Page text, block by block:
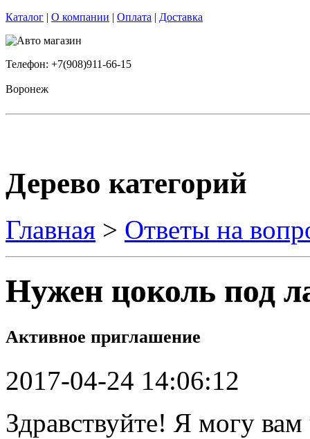
Каталог | О компании | Оплата | Доставка
Телефон: +7(908)911-66-15
Воронеж
Дерево категорий
Главная > Ответы на
Нужен цоколь под
Активное приглашение
2017-04-24 14:06:12
Здравствуйте! Я могу